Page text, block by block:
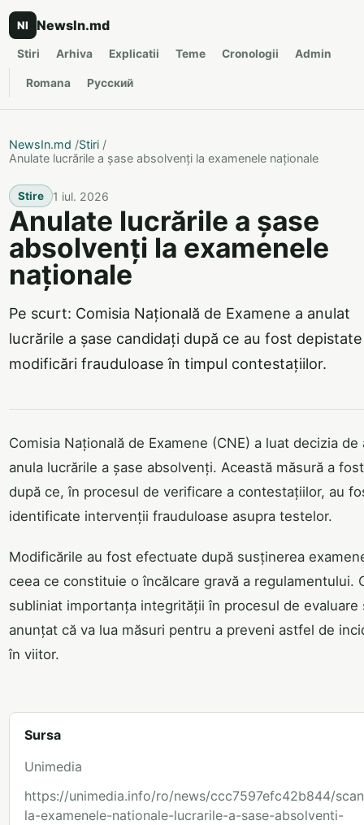
NI NewsIn.md
Stiri Arhiva Explicatii Teme Cronologii Admin
Romana Русский
NewsIn.md /Stiri /
Anulate lucrările a șase absolvenți la examenele naționale
Stire 1 iul. 2026
Anulate lucrările a șase
absolvenți la examenele
naționale
Pe scurt: Comisia Națională de Examene a anulat
lucrările a șase candidați după ce au fost depistate
modificări frauduloase în timpul contestațiilor.
Comisia Națională de Examene (CNE) a luat decizia de
anula lucrările a șase absolvenți. Această măsură a
după ce, în procesul de verificare a contestațiilor, au
identificate intervenții frauduloase asupra testelor.
Modificările au fost efectuate după susținerea
ceea ce constituie o încălcare gravă a regulamentului.
subliniat importanța integrității în procesul de evaluare
anunțat că va lua măsuri pentru a preveni astfel de
în viitor.
Sursa
Unimedia
https://unimedia.info/ro/news/ccc7597efc42b844/
la-examenele-nationale-lucrarile-a-sase-absolventi-